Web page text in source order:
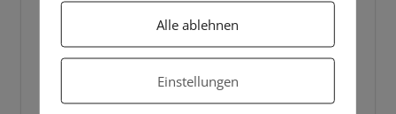
Alle ablehnen
Einstellungen